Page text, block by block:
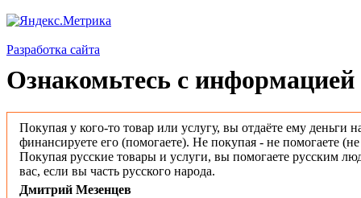
Разработка сайта
Ознакомьтесь с информацией
Покупая у кого-то товар или услугу, вы отдаёте ему деньги
финансируете его (помогаете). Не покупая - не помогаете
Покупая русские товары и услуги, вы помогаете русским
вас, если вы часть русского народа.
Дмитрий Мезенцев